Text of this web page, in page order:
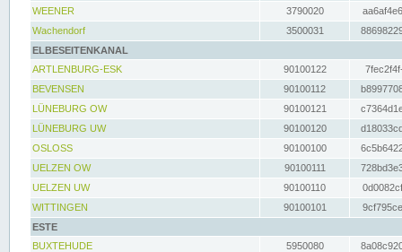
WEENER
3790020
Wachendorf
3500031
ELBESEITENKANAL
ARTLENBURG-ESK
90100122
BEVENSEN
90100112
LÜNEBURG OW
90100121
LÜNEBURG UW
90100120
OSLOSS
90100100
UELZEN OW
90100111
UELZEN UW
90100110
WITTINGEN
90100101
ESTE
BUXTEHUDE
5950080